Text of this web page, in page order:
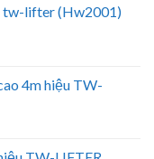
tw-lifter (Hw2001)
4m hiệu TW-